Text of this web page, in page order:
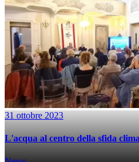
31 ottobre 2023
L'acqua al centro della sfida